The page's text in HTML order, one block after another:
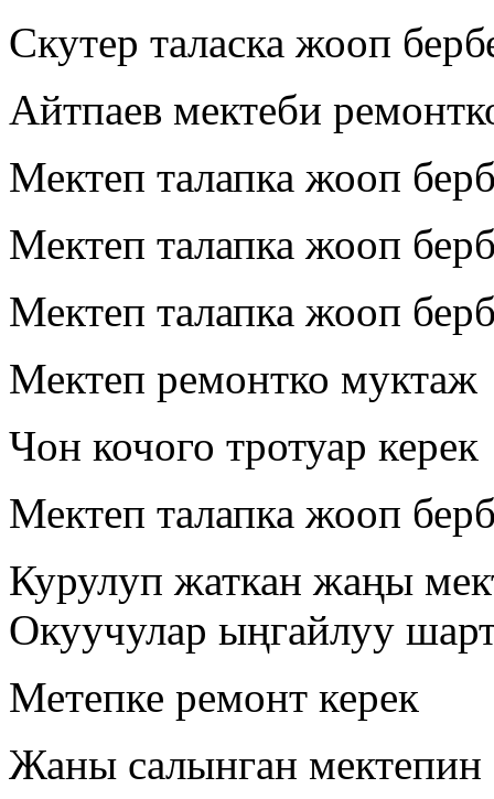
Скутер таласка жооп
Айтпаев мектеби
Мектеп талапка жооп
Мектеп талапка жооп
Мектеп талапка жооп
Мектеп ремонтко муктаж
Чон кочого тротуар керек
Мектеп талапка жооп
Курулуп жаткан жаңы
Окуучулар ыңгайлуу
Метепке ремонт керек
Жаны салынган мектепин